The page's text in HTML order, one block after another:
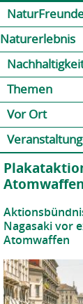
Naturerlebnis
Themen
Vor Ort
Atomwaffen
Nagasaki vor
Atomwaffen